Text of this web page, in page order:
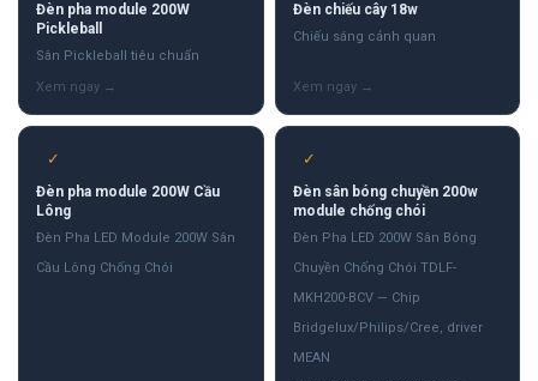
Đèn pha module 200W
Pickleball
Sân Pickleball tiêu chuẩn
Đèn chiếu cây 18w
Chiếu sáng cảnh quan
✓
Đèn pha module 200W Cầu
Lông
Đèn Pha LED Module 200W Sân
Cầu Lông Chống Chói
✓
Đèn sân bóng chuyền 200w
module chống chói
Đèn Pha LED 200W Sân Bóng
Chuyền Chống Chói TDLF-
MKH200-BCV — Chip
Bridgelux/Philips/Cree, driver
MEAN